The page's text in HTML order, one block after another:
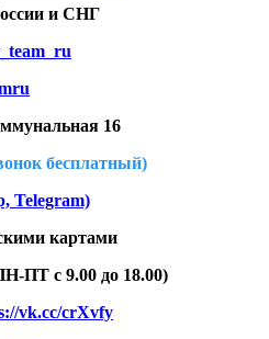
и СНГ
16
бесплатный)
Telegram)
картами
ПТ с 9.00 до 18.00)
vk.cc/crXvfy